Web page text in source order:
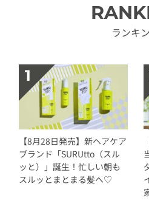
ランキ
【8月28日発売】新ヘアケア
ブランド「SURUtto（スル
ッと）」誕生！忙しい朝も
スルッとまとまる髪へ♡